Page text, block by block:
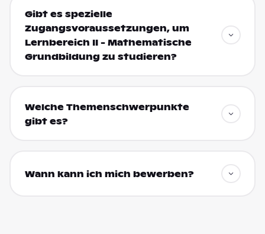
Gibt es spezielle
Zugangsvoraussetzungen, um
Lernbereich II - Mathematische
Grundbildung zu studieren?
Welche Themenschwerpunkte
gibt es?
Wann kann ich mich bewerben?